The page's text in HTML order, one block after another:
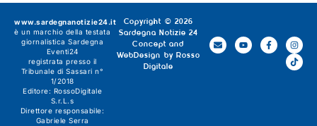
Copyright © 2026
Sardegna Notizie 24
Concept and
WebDesign by Rosso
Digitale
www.sardegnanotizie24.it
è un marchio della testata
giornalistica Sardegna
Eventi24
registrata presso il
Tribunale di Sassari n°
1/2018
Editore: RossoDigitale
S.r.L.s
Direttore responsabile:
Gabriele Serra